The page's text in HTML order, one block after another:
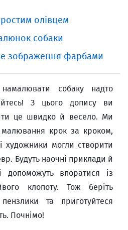
олівцем
собаки
зображення фарбами
собаку надто
З цього допису ви
це швидко й весело. Ми
крок за кроком,
художники могли створити
Будуть наочні приклади й
допоможуть впоратися із
клопоту. Тож беріть
та приготуйтеся
Почнімо!